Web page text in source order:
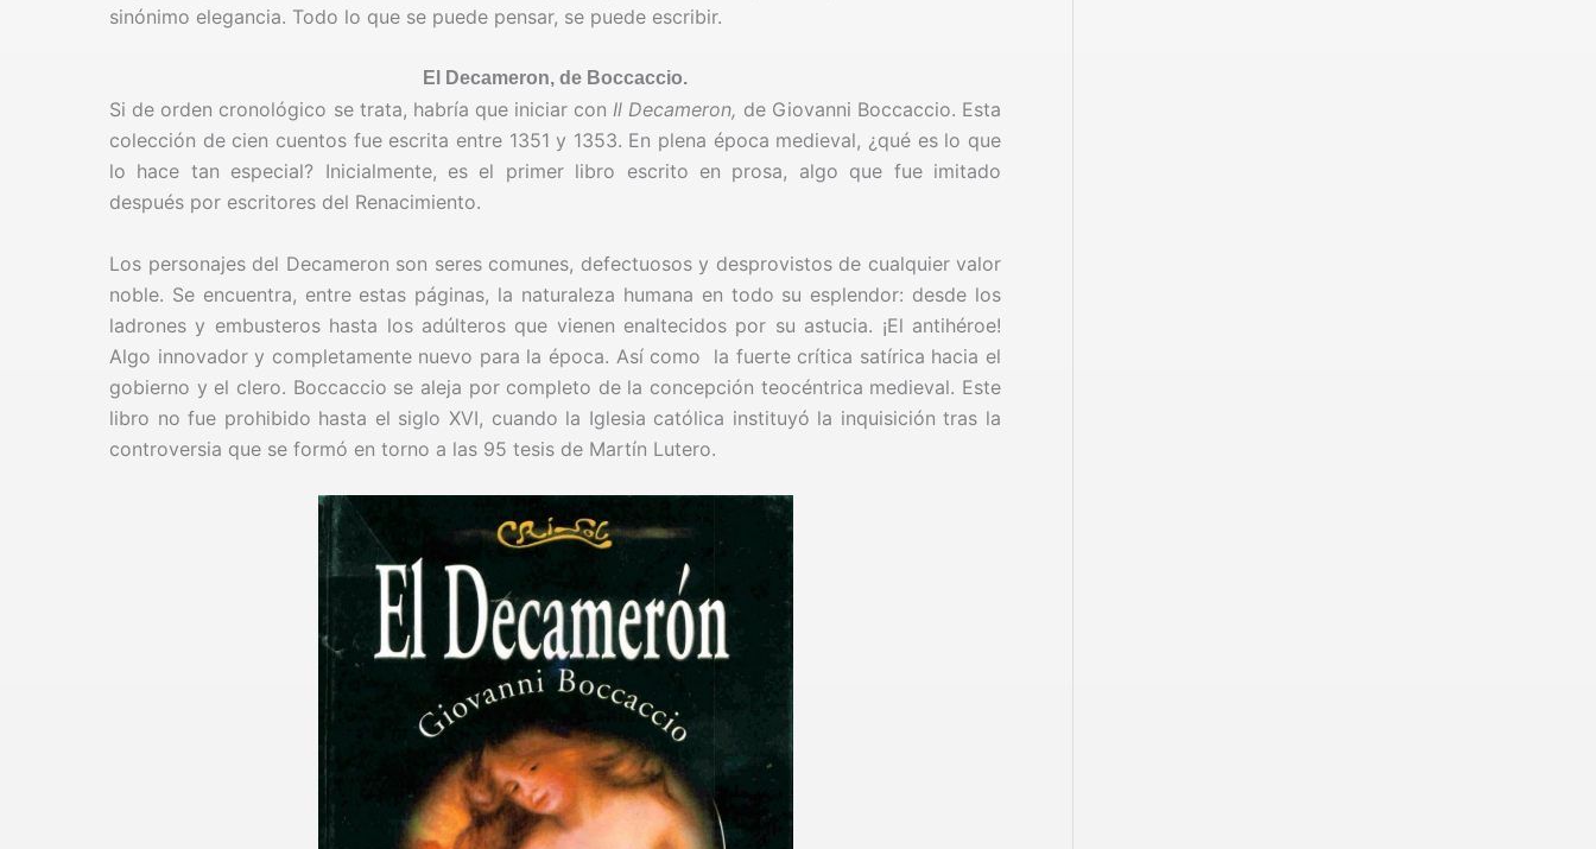
sinónimo elegancia. Todo lo que se puede pensar, se puede escribir.
El Decameron, de Boccaccio.
Si de orden cronológico se trata, habría que iniciar conIl Decameron, de Giovanni Boccaccio. Esta
colección de cien cuentos fue escrita entre 1351 y 1353. En plena época medieval, ¿qué es lo que
lo hace tan especial? Inicialmente, es el primer libro escrito en prosa, algo que fue imitado
después por escritores del Renacimiento.
Los personajes del Decameron son seres comunes, defectuosos y desprovistos de cualquier valor
noble. Se encuentra, entre estas páginas, la naturaleza humana en todo su esplendor: desde los
ladrones y embusteros hasta los adúlteros que vienen enaltecidos por su astucia. ¡El antihéroe!
Algo innovador y completamente nuevo para la época. Así como la fuerte crítica satírica hacia el
gobierno y el clero. Boccaccio se aleja por completo de la concepción teocéntrica medieval. Este
libro no fue prohibido hasta el siglo XVI, cuando la Iglesia católica instituyó la inquisición tras la
controversia que se formó en torno a las 95 tesis de Martín Lutero.